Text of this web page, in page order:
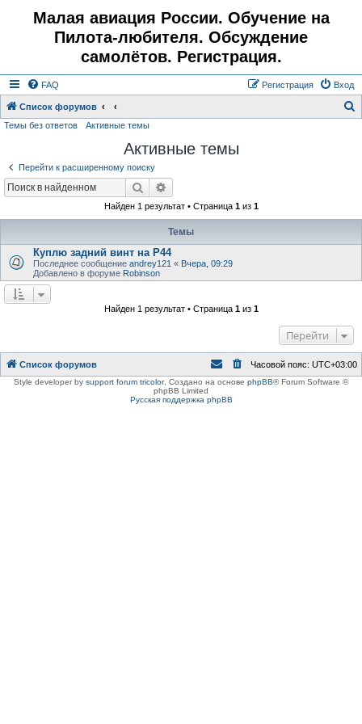
Малая авиация России. Обучение на
Пилота-любителя. Обсуждение
самолётов. Регистрация.
FAQ Вход
Регистрация
Список форумов
Темы без ответов Активные темы
Активные темы
Перейти к расширенному поиску
Поиск
Найден 1 результат • Страница 1из 1
Темы
Куплю задний винт на Р44
Последнее сообщение andrey121 « Вчера, 09:29
Добавлено в форуме Robinson
Найден 1 результат • Страница 1из 1
Перейти
Список форумов Часовой пояс: UTC+03:00
Style developer by support forum tricolor, Создано на основе phpBB® Forum Software ©
phpBB Limited
Русская поддержка phpBB